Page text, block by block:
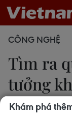
CÔNG NGHỆ
Tìm ra
tưởng
2019
Khám phá